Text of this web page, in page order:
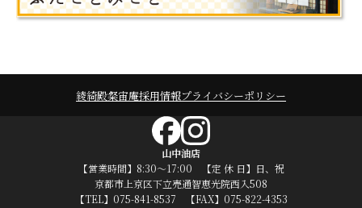
綾綺殿粲宙庵採用情報プライバシーポリシー
山中油店
【営業時間】8:30～17:00 【定 休 日】日、祝
京都市上京区下立売通智恵光院西入508
【TEL】075-841-8537 【FAX】075-822-4353